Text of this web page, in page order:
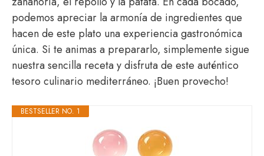
podemos apreciar la armonía de ingredientes que
hacen de este plato una experiencia gastronómica
única. Si te animas a prepararlo, simplemente sigue
nuestra sencilla receta y disfruta de este auténtico
tesoro culinario mediterráneo. ¡Buen provecho!
BESTSELLER NO. 1